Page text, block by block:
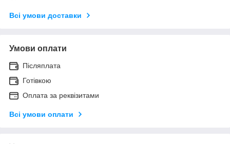
Всі умови доставки
Умови оплати
Післяплата
Готівкою
Оплата за реквізитами
Всі умови оплати